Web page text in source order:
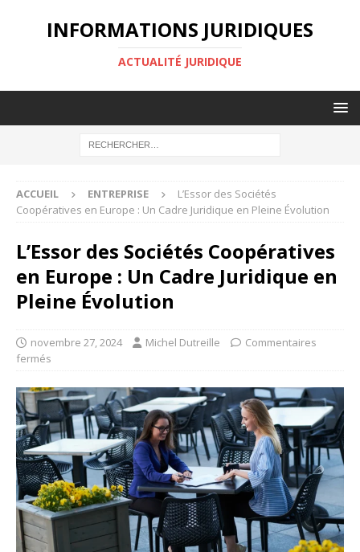
INFORMATIONS JURIDIQUES
ACTUALITÉ JURIDIQUE
ACCUEIL ENTREPRISE
L’Essor des Sociétés
Coopératives en Europe : Un Cadre Juridique en Pleine Évolution
L’Essor des Sociétés Coopératives
en Europe : Un Cadre Juridique en
Pleine Évolution
novembre 27, 2024 Michel Dutreille
Commentaires
fermés